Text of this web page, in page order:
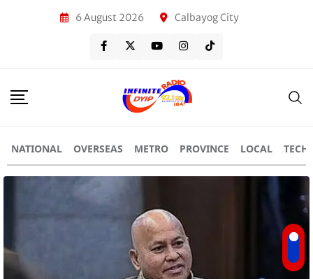
6 August 2026 Calbayog City
NATIONAL OVERSEAS METRO PROVINCE LOCAL TECH